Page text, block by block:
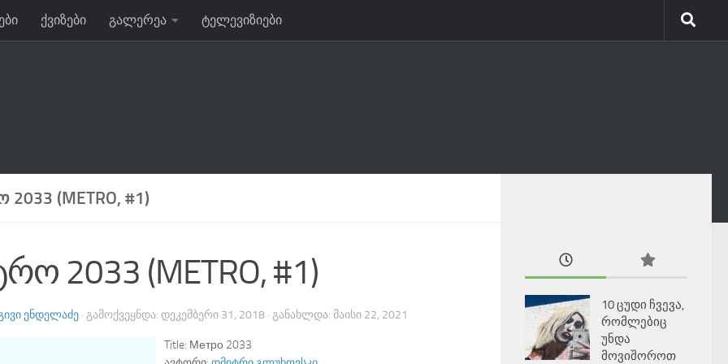
ქვიზები გალერეა ტელევიზიები
2033 (METRO, #1)
2033 (METRO, #1)
ᲔᲜᲓᲔᲚᲐᲫᲔ · ᲒᲐᲛᲝᲥᲕᲔᲧᲜᲓᲐ: ᲓᲔᲙᲔᲛᲑᲔᲠᲘ 31, 2018 · ᲒᲐᲜᲐᲮᲚᲓᲐ: ᲛᲐᲘᲡᲘ 22, 2021
Title: Метро 2033
10 ცუდი ჩვევა,
რომლებიც
უნდა
მოვიშოროთ